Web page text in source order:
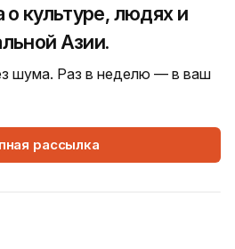
о культуре, людях и
Азии.
шума. Раз в неделю — в ваш
рассылка